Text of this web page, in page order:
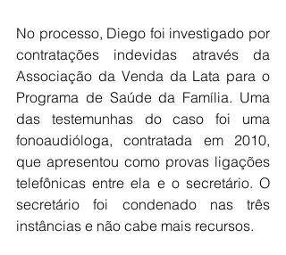
No processo, Diego foi investigado por
contratações indevidas através da
Associação da Venda da Lata para o
Programa de Saúde da Família. Uma
das testemunhas do caso foi uma
fonoaudióloga, contratada em 2010,
que apresentou como provas ligações
telefônicas entre ela e o secretário. O
secretário foi condenado nas três
instâncias e não cabe mais recursos.